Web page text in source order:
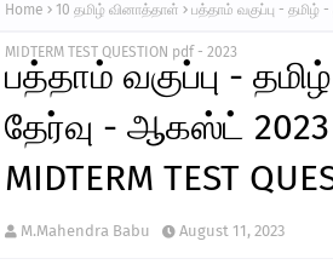
Home 10 தமிழ் வினாத்தாள் பத்தாம் வகுப்பு - தமிழ்
MIDTERM TEST QUESTION pdf - 2023
பத்தாம் வகுப்பு -
தேர்வு - ஆகஸ்ட் 2023
MIDTERM TEST
M.Mahendra Babu August 11, 2023